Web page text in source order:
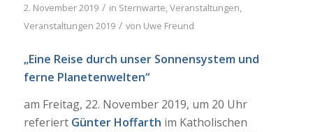
2. November 2019 / in Sternwarte,Veranstaltungen,
Veranstaltungen 2019 / von Uwe Freund
„Eine Reise durch unser Sonnensystem und
ferne Planetenwelten“
am Freitag, 22. November 2019, um 20 Uhr
referiert Günter Hoffarth im Katholischen